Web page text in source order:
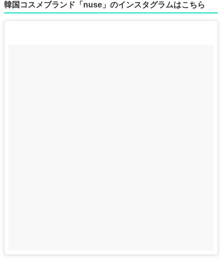
韓国コスメブランド「nuse」のインスタグラムはこちら